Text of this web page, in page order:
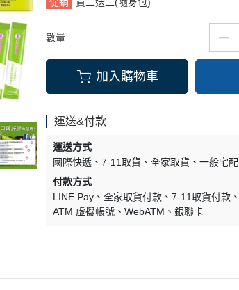
數量
加入購物車
運送&付款
運送方式
國際快遞
7-11取貨 全家取貨
一般宅配
付款方式
LINE Pay
全家取貨付款 7-11取貨付款
ATM 虛擬帳號
WebATM 銀聯卡